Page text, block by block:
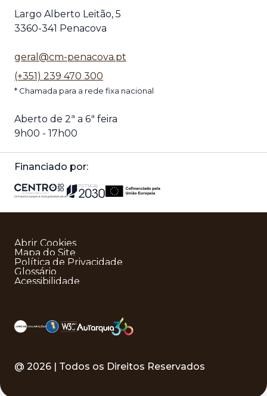
Largo Alberto Leitão, 5
3360-341 Penacova
geral@cm-penacova.pt
(+351) 239 470 300
* Chamada para a rede fixa nacional
Aberto de 2ª a 6ª feira
9h00 - 17h00
Financiado por:
Abrir Cookies
Mapa do Site
Política de Privacidade
Glossário
Acessibilidade
@ 2026 | Todos os Direitos Reservados